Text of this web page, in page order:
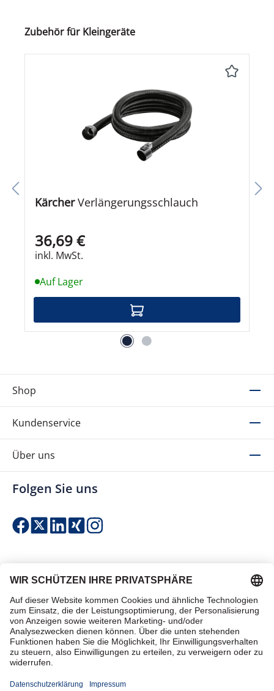
Produktgalerie überspringen
Zubehör für Kleingeräte
Kärcher Verlängerungsschlauch
36,69 €
inkl. MwSt.
Auf Lager
Shop
Kundenservice
Über uns
Folgen Sie uns
Einfach & sicher bezahlen
Zertifiziert einkaufen